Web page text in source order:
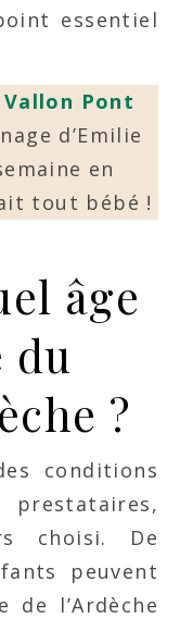
essentiel
Pont
d’Emilie
en
tout bébé !
âge
?
conditions
choisi. De
peuvent
l’Ardèche